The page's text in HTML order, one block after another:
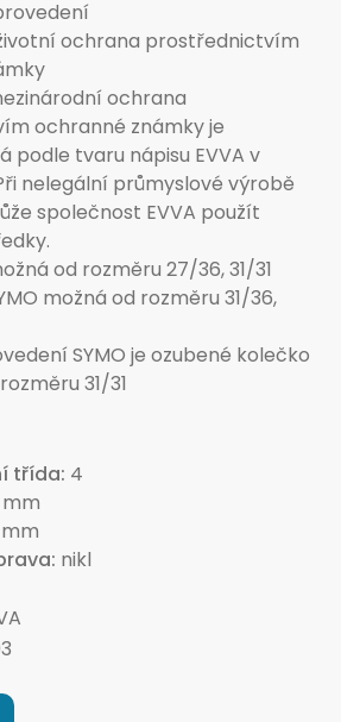
ochrana prostřednictvím
ochrana
ochranné známky je
podle tvaru nápisu EVVA v
nelegální průmyslové výrobě
společnost EVVA použít
od rozměru 27/36, 31/31
možná od rozměru 31/36,
SYMO je ozubené kolečko
31/31
třída 4
nikl